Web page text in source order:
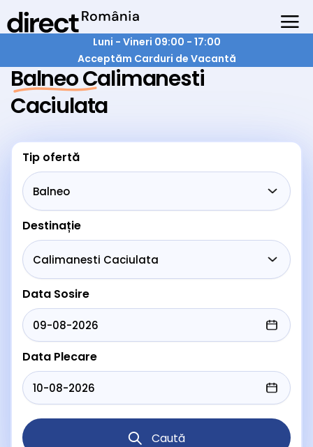
Luni - Vineri 09:00 - 17:00
Acceptăm Carduri de Vacantă
Balneo Calimanesti
Caciulata
Tip ofertă
Destinație
Data Sosire
Data Plecare
Caută